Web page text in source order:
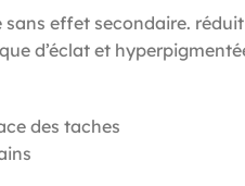
effet secondaire.
d’éclat et
des taches